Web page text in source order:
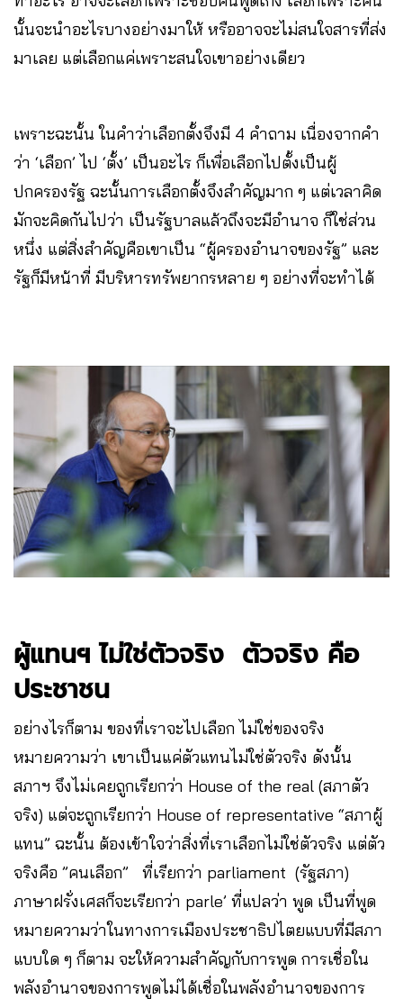
นั้นจะนำอะไรบางอย่างมาให้ หรืออาจจะไม่สนใจสารที่ส่ง
มาเลย แต่เลือกแค่เพราะสนใจเขาอย่างเดียว
เพราะฉะนั้น ในคำว่าเลือกตั้งจึงมี 4 คำถาม เนื่องจากคำ
ว่า ‘เลือก’ ไป ‘ตั้ง’ เป็นอะไร ก็เพื่อเลือกไปตั้งเป็นผู้
ปกครองรัฐ ฉะนั้นการเลือกตั้งจึงสำคัญมาก ๆ แต่เวลาคิด
มักจะคิดกันไปว่า เป็นรัฐบาลแล้วถึงจะมีอำนาจ ก็ใช่ส่วน
หนึ่ง แต่สิ่งสำคัญคือเขาเป็น “ผู้ครองอำนาจของรัฐ” และ
รัฐก็มีหน้าที่ มีบริหารทรัพยากรหลาย ๆ อย่างที่จะทำได้
ผู้แทนฯ ไม่ใช่ตัวจริง ตัวจริง คือ
ประชาชน
​อย่างไรก็ตาม ของที่เราจะไปเลือก ไม่ใช่ของจริง
หมายความว่า เขาเป็นแค่ตัวแทนไม่ใช่ตัวจริง ดังนั้น
สภาฯ จึงไม่เคยถูกเรียกว่า House of the real (สภาตัว
จริง) แต่จะถูกเรียกว่า House of representative “สภาผู้
แทน” ฉะนั้น ต้องเข้าใจว่าสิ่งที่เราเลือกไม่ใช่ตัวจริง แต่ตัว
จริงคือ ”คนเลือก” ที่เรียกว่า parliament (รัฐสภา)
ภาษาฝรั่งเศสก็จะเรียกว่า parle’ ที่แปลว่า พูด เป็นที่พูด
หมายความว่าในทางการเมืองประชาธิปไตยแบบที่มีสภา
แบบใด ๆ ก็ตาม จะให้ความสำคัญกับการพูด การเชื่อใน
พลังอำนาจของการพูดไม่ได้เชื่อในพลังอำนาจของการ